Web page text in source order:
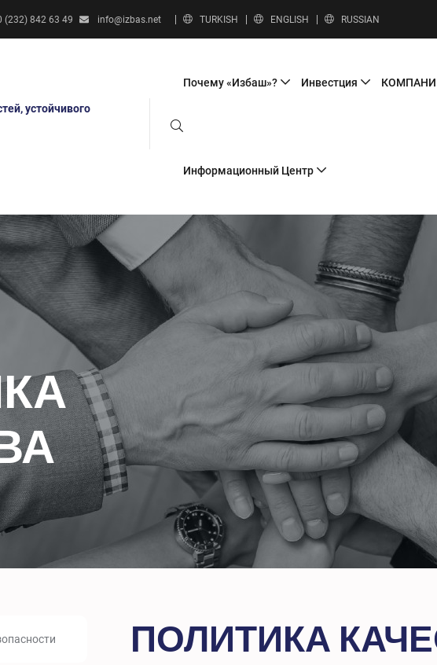
(232) 842 63 49 info@izbas.net TURKISH ENGLISH RUSSIAN
устойчивого
Почему «Избаш»? Инвестция
Информационный Центр
ПОЛИТИКА